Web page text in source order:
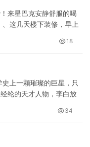
来星巴克安静舒服的喝
这几天楼下装修，早上
18
上一颗璀璨的巨星，只
纶的天才人物，李白放
34